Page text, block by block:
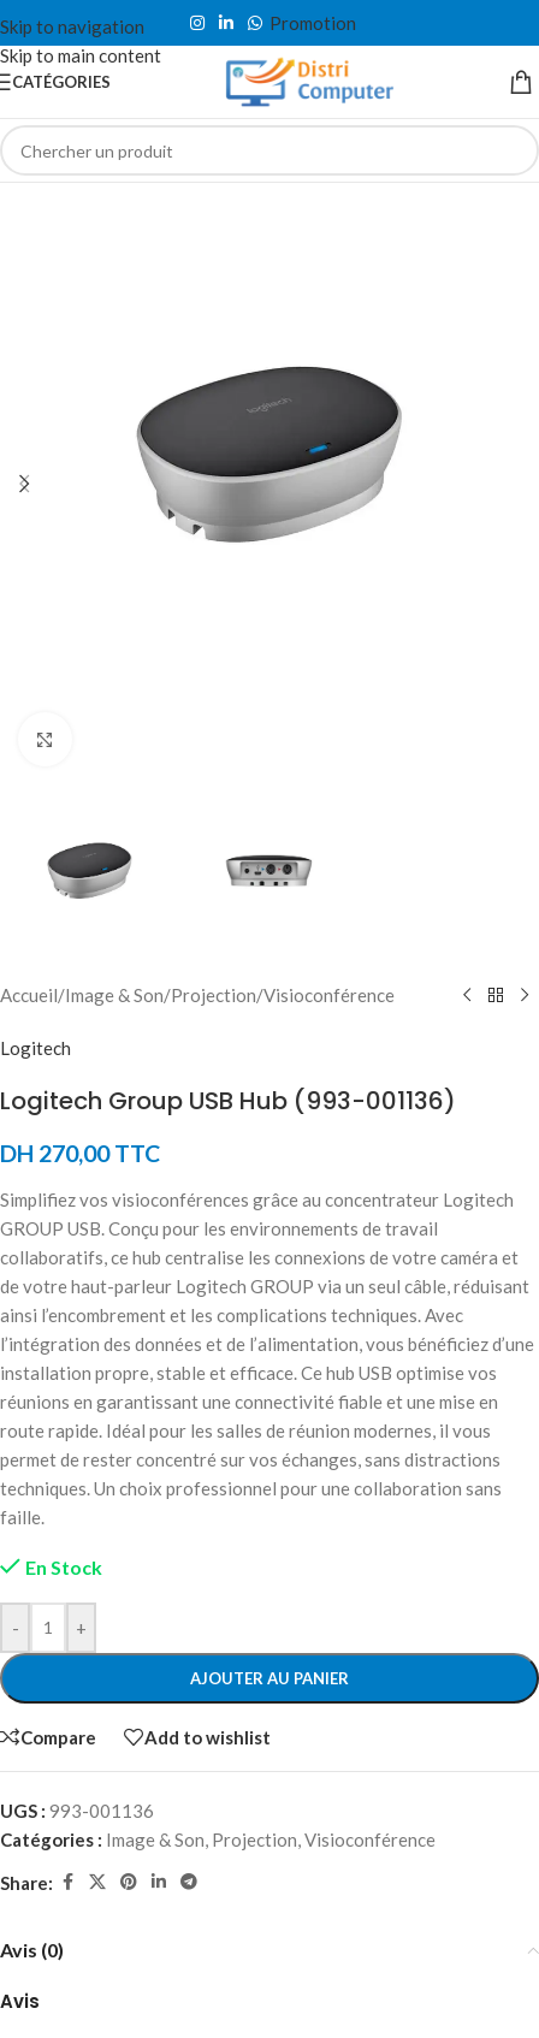
Skip to navigation
Skip to main content
Promotion
CATÉGORIES
Accueil/Image & Son/Projection/Visioconférence
Logitech
Logitech Group USB Hub (993-001136)
DH 270,00TTC
Simplifiez vos visioconférences grâce au concentrateur Logitech
GROUP USB. Conçu pour les environnements de travail
collaboratifs, ce hub centralise les connexions de votre caméra et
de votre haut-parleur Logitech GROUP via un seul câble, réduisant
ainsi l’encombrement et les complications techniques. Avec
l’intégration des données et de l’alimentation, vous bénéficiez d’une
installation propre, stable et efficace. Ce hub USB optimise vos
réunions en garantissant une connectivité fiable et une mise en
route rapide. Idéal pour les salles de réunion modernes, il vous
permet de rester concentré sur vos échanges, sans distractions
techniques. Un choix professionnel pour une collaboration sans
faille.
En Stock
- +
AJOUTER AU PANIER
Compare Add to wishlist
UGS : 993-001136
Catégories : Image & Son, Projection,Visioconférence
Share:
Avis (0)
Avis